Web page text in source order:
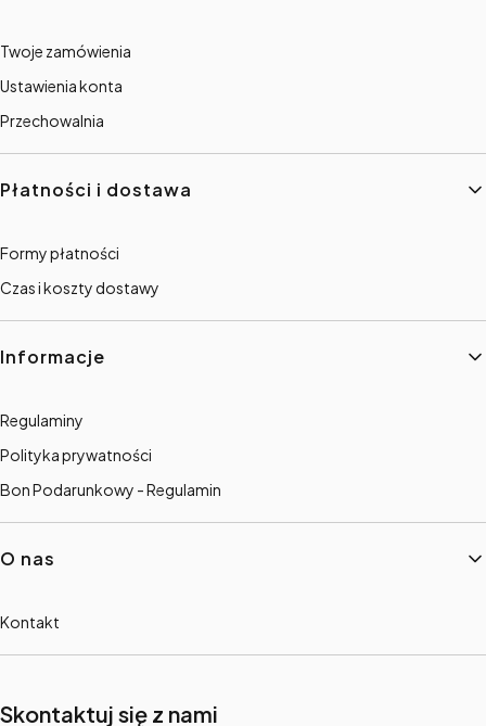
Twoje zamówienia
Ustawienia konta
Przechowalnia
Płatności i dostawa
Formy płatności
Czas i koszty dostawy
Informacje
Regulaminy
Polityka prywatności
Bon Podarunkowy - Regulamin
O nas
Kontakt
Skontaktuj się z nami